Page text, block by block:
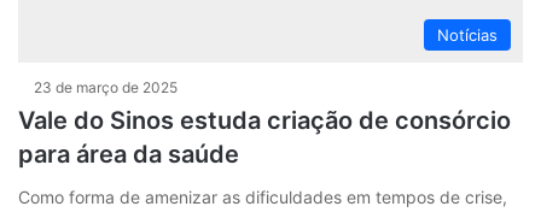
Notícias
23 de março de 2025
Vale do Sinos estuda criação de consórcio
para área da saúde
Como forma de amenizar as dificuldades em tempos de crise,